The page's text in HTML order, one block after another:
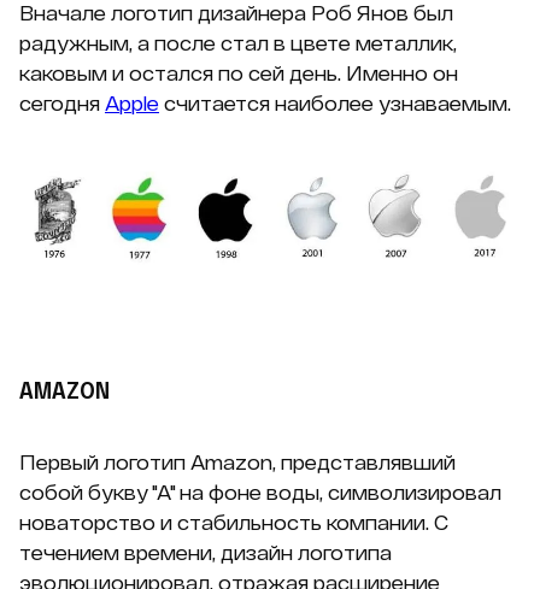
Вначале логотип дизайнера Роб Янов был
радужным, а после стал в цвете металлик,
каковым и остался по сей день. Именно он
сегодня Apple считается наиболее узнаваемым.
AMAZON
Первый логотип Amazon, представлявший
собой букву "А" на фоне воды, символизировал
новаторство и стабильность компании. С
течением времени, дизайн логотипа
эволюционировал, отражая расширение